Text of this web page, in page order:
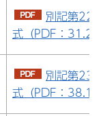
別記第22
式（PDF：
別記第23
式（PDF：